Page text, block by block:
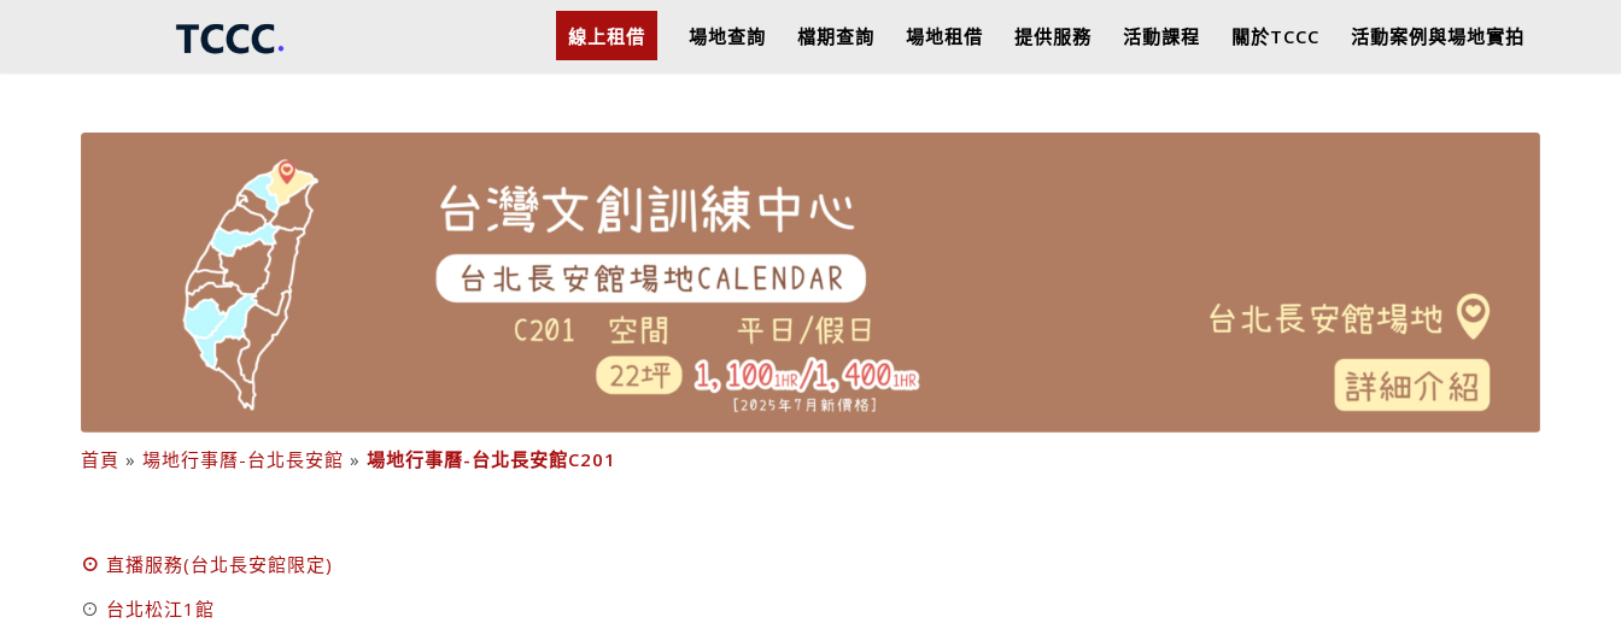
線上租借 場地查詢 檔期查詢 場地租借 提供服務 活動課程 關於TCCC 活動案例與場地實拍
首頁 » 場地行事曆-台北長安館 » 場地行事曆-台北長安館C201
⊙ 直播服務(台北長安館限定)
⊙ 台北松江1館